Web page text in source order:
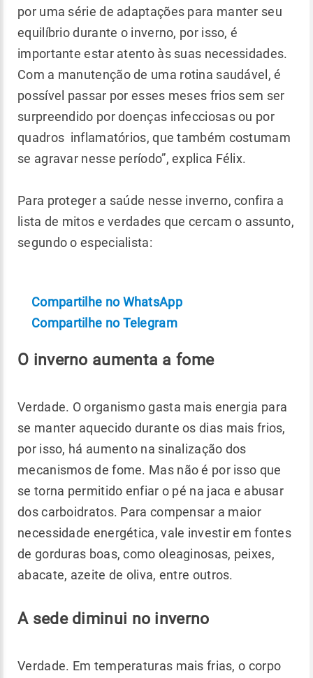
por uma série de adaptações para manter seu
equilíbrio durante o inverno, por isso, é
importante estar atento às suas necessidades.
Com a manutenção de uma rotina saudável, é
possível passar por esses meses frios sem ser
surpreendido por doenças infecciosas ou por
quadros inflamatórios, que também costumam
se agravar nesse período”, explica Félix.
Para proteger a saúde nesse inverno, confira a
lista de mitos e verdades que cercam o assunto,
segundo o especialista:
Compartilhe no WhatsApp
Compartilhe no Telegram
O inverno aumenta a fome
Verdade. O organismo gasta mais energia para
se manter aquecido durante os dias mais frios,
por isso, há aumento na sinalização dos
mecanismos de fome. Mas não é por isso que
se torna permitido enfiar o pé na jaca e abusar
dos carboidratos. Para compensar a maior
necessidade energética, vale investir em fontes
de gorduras boas, como oleaginosas, peixes,
abacate, azeite de oliva, entre outros.
A sede diminui no inverno
Verdade. Em temperaturas mais frias, o corpo